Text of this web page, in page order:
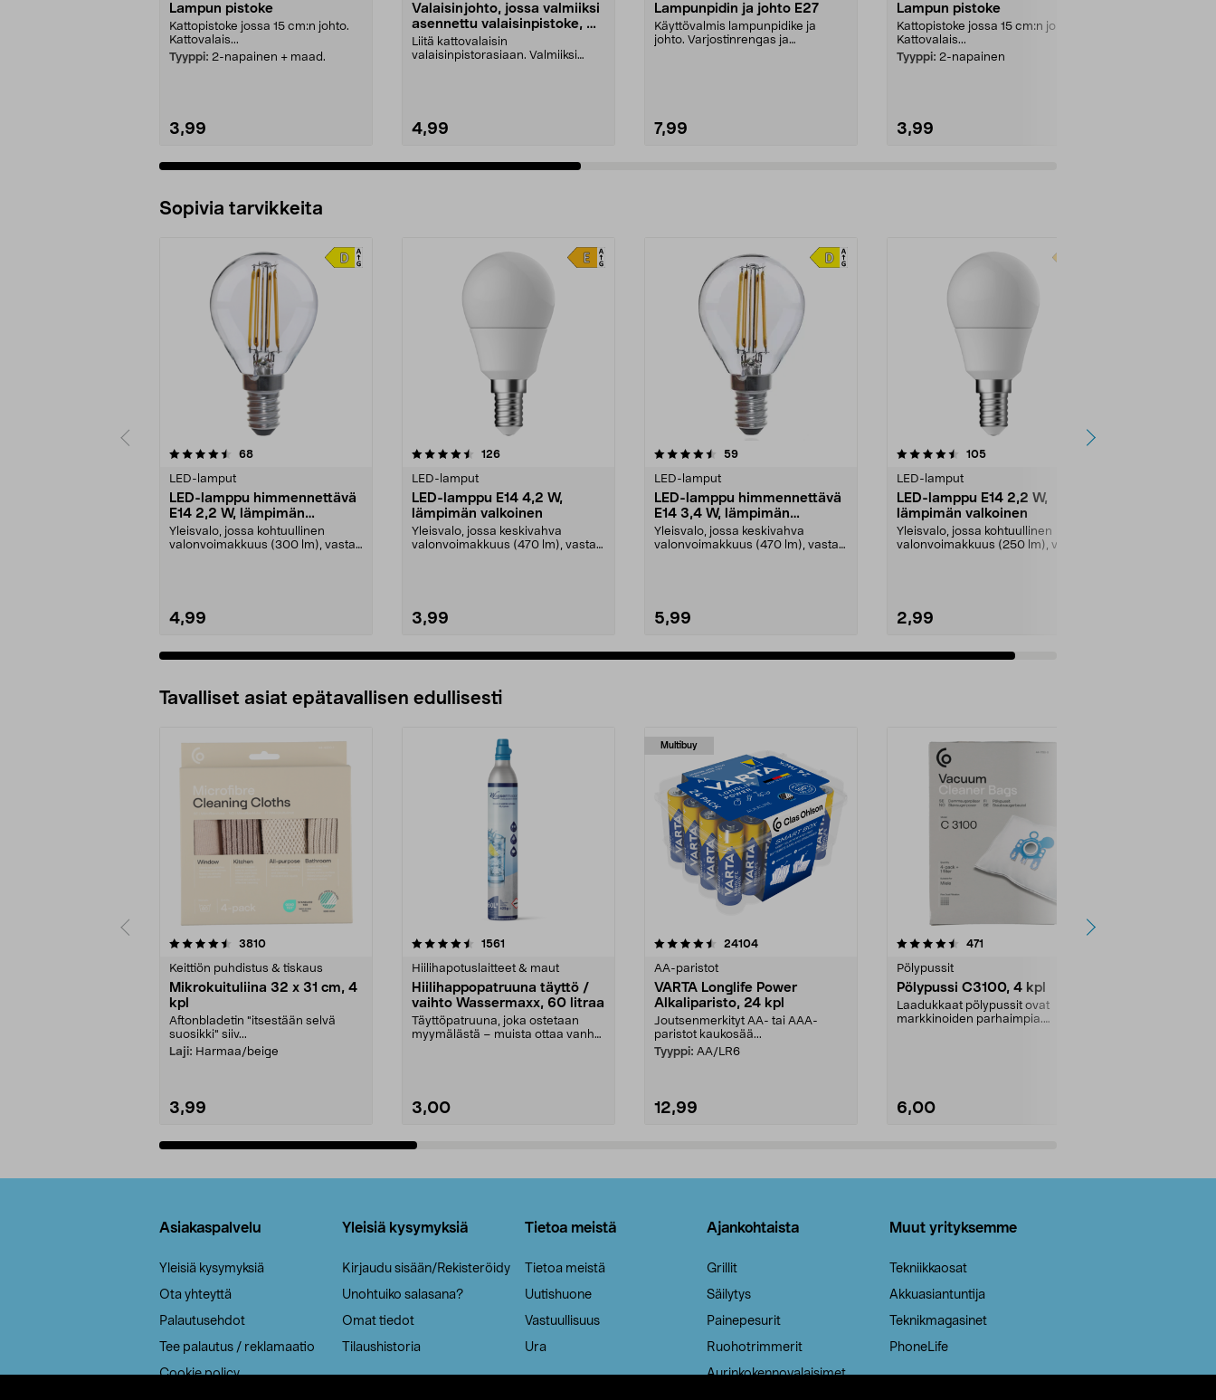
Lampun pistoke
Kattopistoke jossa 15 cm:n johto.
Kattovalais...
Tyyppi: 2-napainen + maad.
3,99
Valaisinjohto, jossa valmiiksi
asennettu valaisinpistoke, 3
m
Liitä kattovalaisin
valaisinpistorasiaan. Valmiiksi
4,99
Lampunpidin ja johto E27
Käyttövalmis lampunpidike ja
johto. Varjostinrengas ja
7,99
Lampun pistoke
Kattopistoke jossa 15 cm:n johto.
Kattovalais...
Tyyppi: 2-napainen
3,99
Sopivia tarvikkeita
68arvostelut
LED-lamput
LED-lamppu himmennettävä
E14 2,2 W, lämpimän
valkoinen
Yleisvalo, jossa kohtuullinen
valonvoimakkuus (300 lm), vastaa
4,99
4.5viidestä
126arvostelut
LED-lamput
LED-lamppu E14 4,2 W,
lämpimän valkoinen
Yleisvalo, jossa keskivahva
valonvoimakkuus (470 lm), vastaa
3,99
4.5viidestä
59arvostelut
LED-lamput
LED-lamppu himmennettävä
E14 3,4 W, lämpimän
valkoinen
Yleisvalo, jossa keskivahva
valonvoimakkuus (470 lm), vastaa
5,99
4.5viidestä
105arvostelut
LED-lamput
LED-lamppu E14 2,2 W,
lämpimän valkoinen
Yleisvalo, jossa kohtuullinen
valonvoimakkuus (250 lm), vastaa
2,99
Tavalliset asiat epätavallisen edullisesti
3810arvostelut
Keittiön puhdistus & tiskaus
Mikrokuituliina 32 x 31 cm, 4
kpl
Aftonbladetin "itsestään selvä
suosikki" siiv...
Laji: Harmaa/beige
3,99
4.5viidestä
1561
Hiilihapotuslaitteet & maut
Hiilihappopatruuna täyttö /
vaihto Wassermaxx, 60 litraa
Täyttöpatruuna, joka ostetaan
myymälästä – muista ottaa vanha
3,00
Multibuy
4.5viidestä
24104arvostelut
AA-paristot
VARTA Longlife Power
Alkaliparisto, 24 kpl
Joutsenmerkityt AA- tai AAA-
paristot kaukosää...
Tyyppi: AA/LR6
12,99
4.5viidestä
471
Pölypussit
Pölypussi C3100, 4 kpl
Laadukkaat pölypussit ovat
markkinoiden parhaimpia.
6,00
4.5viidestä
Asiakaspalvelu
Yleisiä kysymyksiä
Ota yhteyttä
Palautusehdot
Tee palautus / reklamaatio
Cookie policy
Yleisiä kysymyksiä
Kirjaudu sisään/Rekisteröidy
Unohtuiko salasana?
Omat tiedot
Tilaushistoria
Tietoa meistä
Tietoa meistä
Uutishuone
Vastuullisuus
Ura
Ajankohtaista
Grillit
Säilytys
Painepesurit
Ruohotrimmerit
Aurinkokennovalaisimet
Muut yrityksemme
Tekniikkaosat
Akkuasiantuntija
Teknikmagasinet
PhoneLife